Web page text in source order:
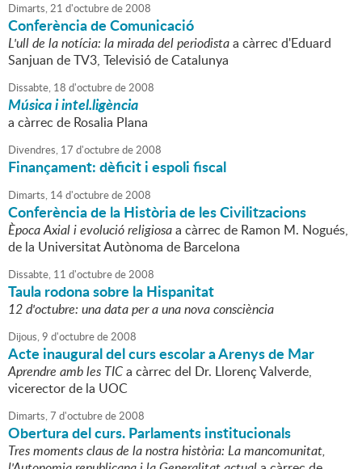
Dimarts,21 d'octubrede2008
Conferència de Comunicació
L'ull de la notícia: la mirada del periodistaa càrrec d'Eduard
Sanjuan de TV3, Televisió de Catalunya
Dissabte, 18 d'octubrede2008
Música i intel.ligència
a càrrec de Rosalia Plana
Divendres, 17 d'octubrede2008
Finançament: dèficit i espoli fiscal
Dimarts, 14d'octubrede2008
Conferència de la Història de les Civilitzacions
Època Axial i evolució religiosaa càrrec de Ramon M. Nogués,
de la Universitat Autònoma de Barcelona
Dissabte, 11 d'octubrede2008
Taula rodona sobre la Hispanitat
12 d'octubre: una data per a una nova consciència
Dijous,9 d'octubrede2008
Acte inaugural del curs escolar a Arenys de Mar
Aprendre amb les TICa càrrec del Dr. Llorenç Valverde,
vicerector de la UOC
Dimarts,7 d'octubrede2008
Obertura del curs. Parlaments institucionals
Tres moments claus de la nostra història: La mancomunitat,